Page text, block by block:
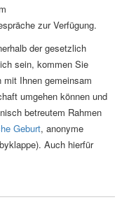
zur Verfügung.
der gesetzlich
sein, kommen Sie
Ihnen gemeinsam
umgehen können und
betreutem Rahmen
Geburt, anonyme
Auch hierfür